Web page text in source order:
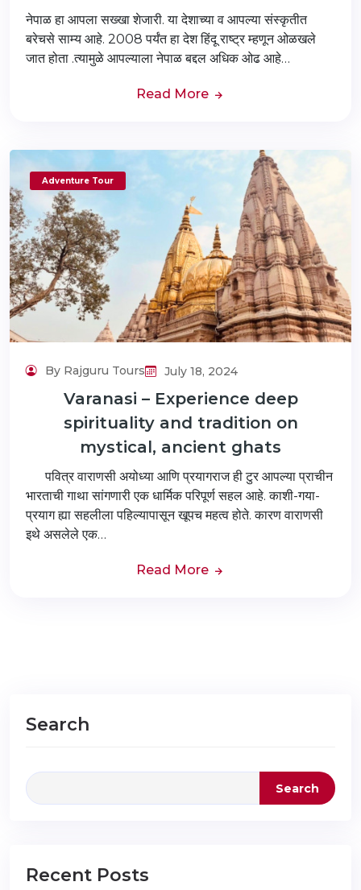
नेपाळ हा आपला सख्खा शेजारी. या देशाच्या व आपल्या संस्कृतीत
बरेचसे साम्य आहे. 2008 पर्यंत हा देश हिंदू राष्ट्र म्हणून ओळखले
जात होता .त्यामुळे आपल्याला नेपाळ बद्दल अधिक ओढ आहे…
Read More
Adventure Tour
By Rajguru Tours July 18, 2024
Varanasi – Experience deep
spirituality and tradition on
mystical, ancient ghats
पवित्र वाराणसी अयोध्या आणि प्रयागराज ही टुर आपल्या प्राचीन
भारताची गाथा सांगणारी एक धार्मिक परिपूर्ण सहल आहे. काशी-गया-
प्रयाग ह्या सहलीला पहिल्यापासून खूपच महत्व होते. कारण वाराणसी
इथे असलेले एक…
Read More
Search
Search
Recent Posts